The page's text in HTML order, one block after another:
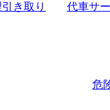
き取り 代車サ
危